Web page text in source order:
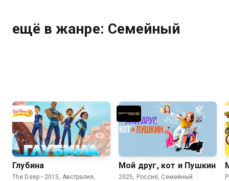
ещё в жанре: Семейный
Глубина
The Deep • 2015, Австралия,
Мой друг, кот и Пушкин
2025, Россия, Семейный